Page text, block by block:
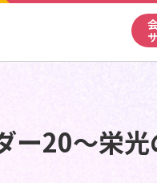
20～栄光